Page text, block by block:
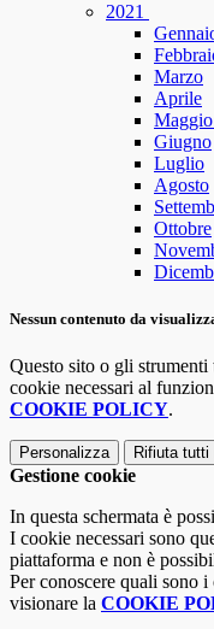
2021
Marzo
Aprile
Maggio
Giugno
Luglio
Agosto
Ottobre
Nessun contenuto da
Questo sito o gli
cookie necessari al
COOKIE POLICY.
Personalizza Rifiuta tutti
Gestione cookie
In questa schermata è
I cookie necessari sono
piattaforma e non è
Per conoscere quali sono
visionare la COOKIE